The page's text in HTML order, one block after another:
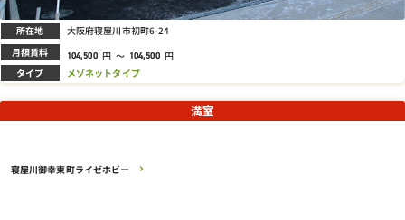
所在地 大阪府寝屋川市初町6-24
月額賃料 104,500 円 ～ 104,500 円
タイプ メゾネットタイプ
寝屋川御幸東町ライゼホビー
満室